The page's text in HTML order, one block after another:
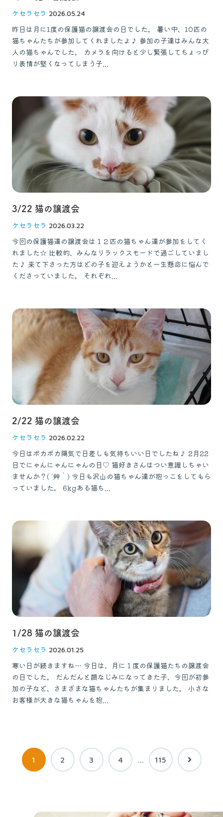
ケセラセラ 2026.05.24
昨日は月に1度の保護猫の譲渡会の日でした。 暑い中、10匹の
猫ちゃんたちが参加してくれましたよ♪ 参加の子達はみんな大
人の猫ちゃんでした。 カメラを向けると少し緊張してちょっぴ
り表情が堅くなってしまう子...
3/22 猫の譲渡会
ケセラセラ 2026.03.22
今回の保護猫達の譲渡会は１２匹の猫ちゃん達が参加をしてく
れました☆ 比較的、みんなリラックスモードで過ごしていまし
た♪ 来て下さった方はどの子を迎えようかと一生懸命に悩んで
くださっていました。 それぞれ...
2/22 猫の譲渡会
ケセラセラ 2026.02.22
今日はポカポカ陽気で日差しも気持ちいい日でしたね♪ 2月22
日でにゃんにゃんにゃんの日♡ 猫好きさんはつい意識しちゃい
ませんか？( ´艸｀) 今日も沢山の猫ちゃん達が抱っこをしてもら
っていました。 6kgある猫ち...
1/28 猫の譲渡会
ケセラセラ 2026.01.25
寒い日が続きますね… 今日は、月に１度の保護猫たちの譲渡会
の日でした。 だんだんと顔なじみになってきた子、今回が初参
加の子など、さまざまな猫ちゃんたちが集まりました。 小さな
お客様が大きな猫ちゃんを抱...
1 2 3 4 … 115